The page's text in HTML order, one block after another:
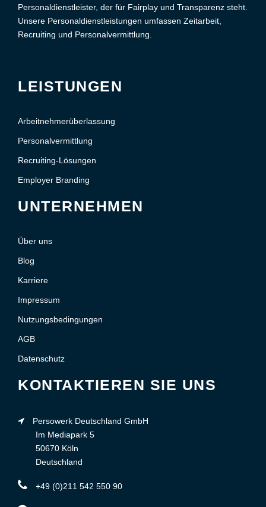
Personaldienstleister, der für Fairplay und Transparenz steht.
Unsere Personaldienstleistungen umfassen Zeitarbeit,
Recruiting und Personalvermittlung.
LEISTUNGEN
Arbeitnehmerüberlassung
Personalvermittlung
Recruiting-Lösungen
Employer Branding
UNTERNEHMEN
Über uns
Blog
Karriere
Impressum
Nutzungsbedingungen
AGB
Datenschutz
KONTAKTIEREN SIE UNS
Persowerk Deutschland GmbH
Im Mediapark 5
50670 Köln
Deutschland
+49 (0)211 542 550 90